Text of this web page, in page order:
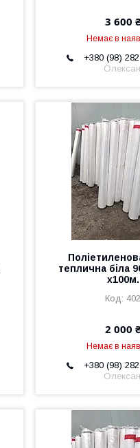
3 600
Немає в
+380 (98)
теплична біла
х100м.
402
2 000
Немає в
+380 (98)